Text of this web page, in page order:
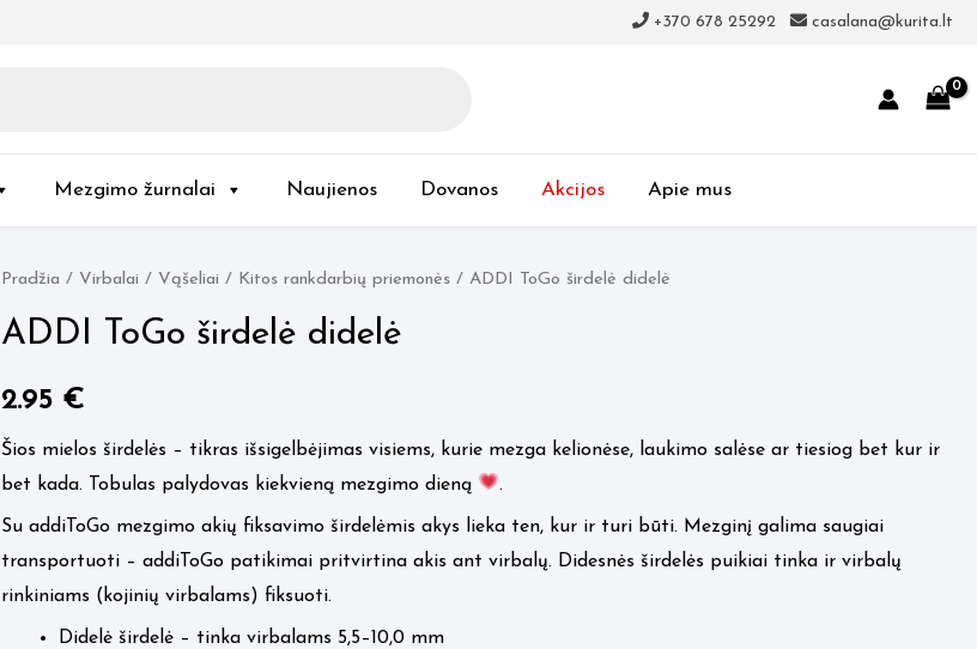
+370 678 25292 casalana@kurita.lt
Mezgimo žurnalai Naujienos Dovanos Akcijos Apie mus
Pradžia / Virbalai / Vąšeliai / Kitos rankdarbių priemonės/ ADDI ToGo širdelė didelė
ADDI ToGo širdelė didelė
2.95 €
Šios mielos širdelės – tikras išsigelbėjimas visiems, kurie mezga kelionėse, laukimo salėse ar tiesiog bet kur ir
bet kada. Tobulas palydovas kiekvieną mezgimo dieną
.
Su addiToGo mezgimo akių fiksavimo širdelėmis akys lieka ten, kur ir turi būti. Mezginį galima saugiai
transportuoti – addiToGo patikimai pritvirtina akis ant virbalų. Didesnės širdelės puikiai tinka ir virbalų
rinkiniams (kojinių virbalams) fiksuoti.
Didelė širdelė – tinka virbalams 5,5–10,0 mm